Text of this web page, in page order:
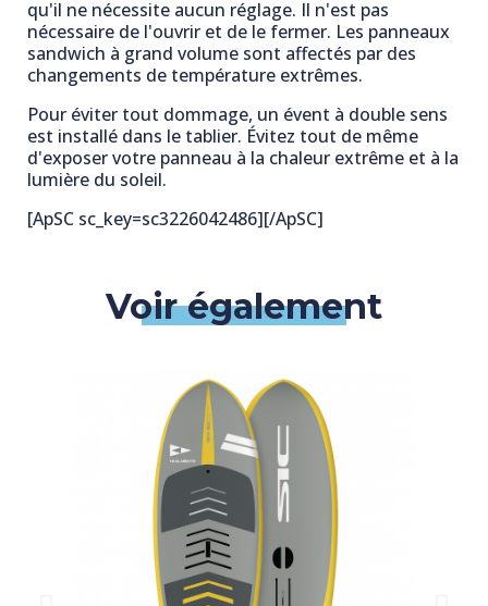
qu'il ne nécessite aucun réglage. Il n'est pas
nécessaire de l'ouvrir et de le fermer. Les panneaux
sandwich à grand volume sont affectés par des
changements de température extrêmes.
Pour éviter tout dommage, un évent à double sens
est installé dans le tablier. Évitez tout de même
d'exposer votre panneau à la chaleur extrême et à la
lumière du soleil.
[ApSC sc_key=sc3226042486][/ApSC]
Voir également